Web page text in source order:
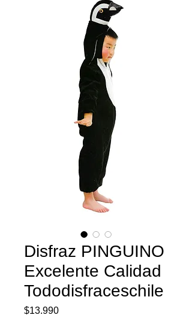
Disfraz PINGUINO
Excelente Calidad
Tododisfraceschile
$13.990Precio